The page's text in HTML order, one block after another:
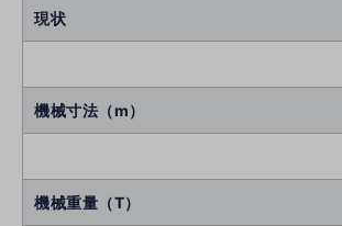
現状
機械寸法（m）
機械重量（T）